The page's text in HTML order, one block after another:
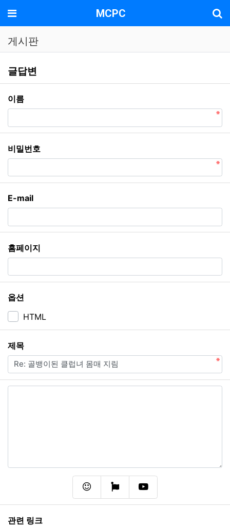
메뉴 MCPC
게시판
게시판 글답변
글답변
이름필수
비밀번호
E-mail
홈페이지
옵션
HTML
제목필수
이모티콘폰트어썸동영상
관련 링크